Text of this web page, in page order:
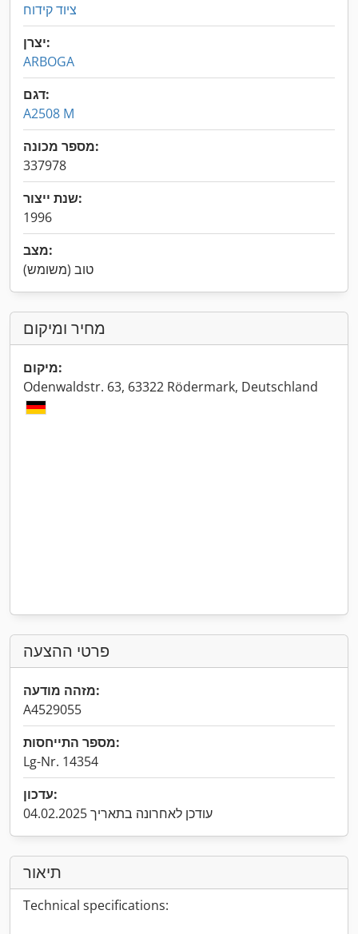
ציוד קידוח
יצרן:
ARBOGA
דגם:
A2508 M
מספר מכונה:
337978
שנת ייצור:
1996
מצב:
טוב (משומש)
מחיר ומיקום
מיקום:
Odenwaldstr. 63, 63322 Rödermark, Deutschland
פרטי ההצעה
מזהה מודעה:
A4529055
מספר התייחסות:
Lg-Nr. 14354
עדכון:
עודכן לאחרונה בתאריך 04.02.2025
תיאור
Technical specifications: